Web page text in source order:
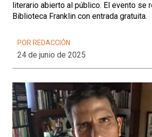
literario abierto al público. El evento se
Biblioteca Franklin con entrada gratuita.
POR REDACCIÓN
24 de junio de 2025